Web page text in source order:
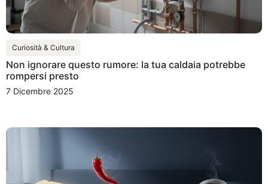
Curiosità & Cultura
Non ignorare questo rumore: la tua caldaia potrebbe
rompersi presto
7 Dicembre 2025